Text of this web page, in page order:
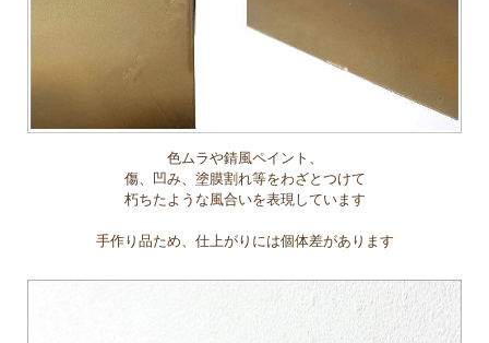
色ムラや錆風ペイント、
傷、凹み、塗膜割れ等をわざとつけて
朽ちたような風合いを表現しています
手作り品ため、仕上がりには個体差があります